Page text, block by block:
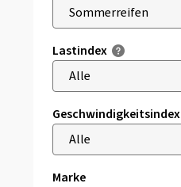
Lastindex
Geschwindigkeitsindex
Marke